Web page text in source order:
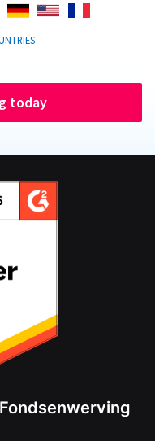
today